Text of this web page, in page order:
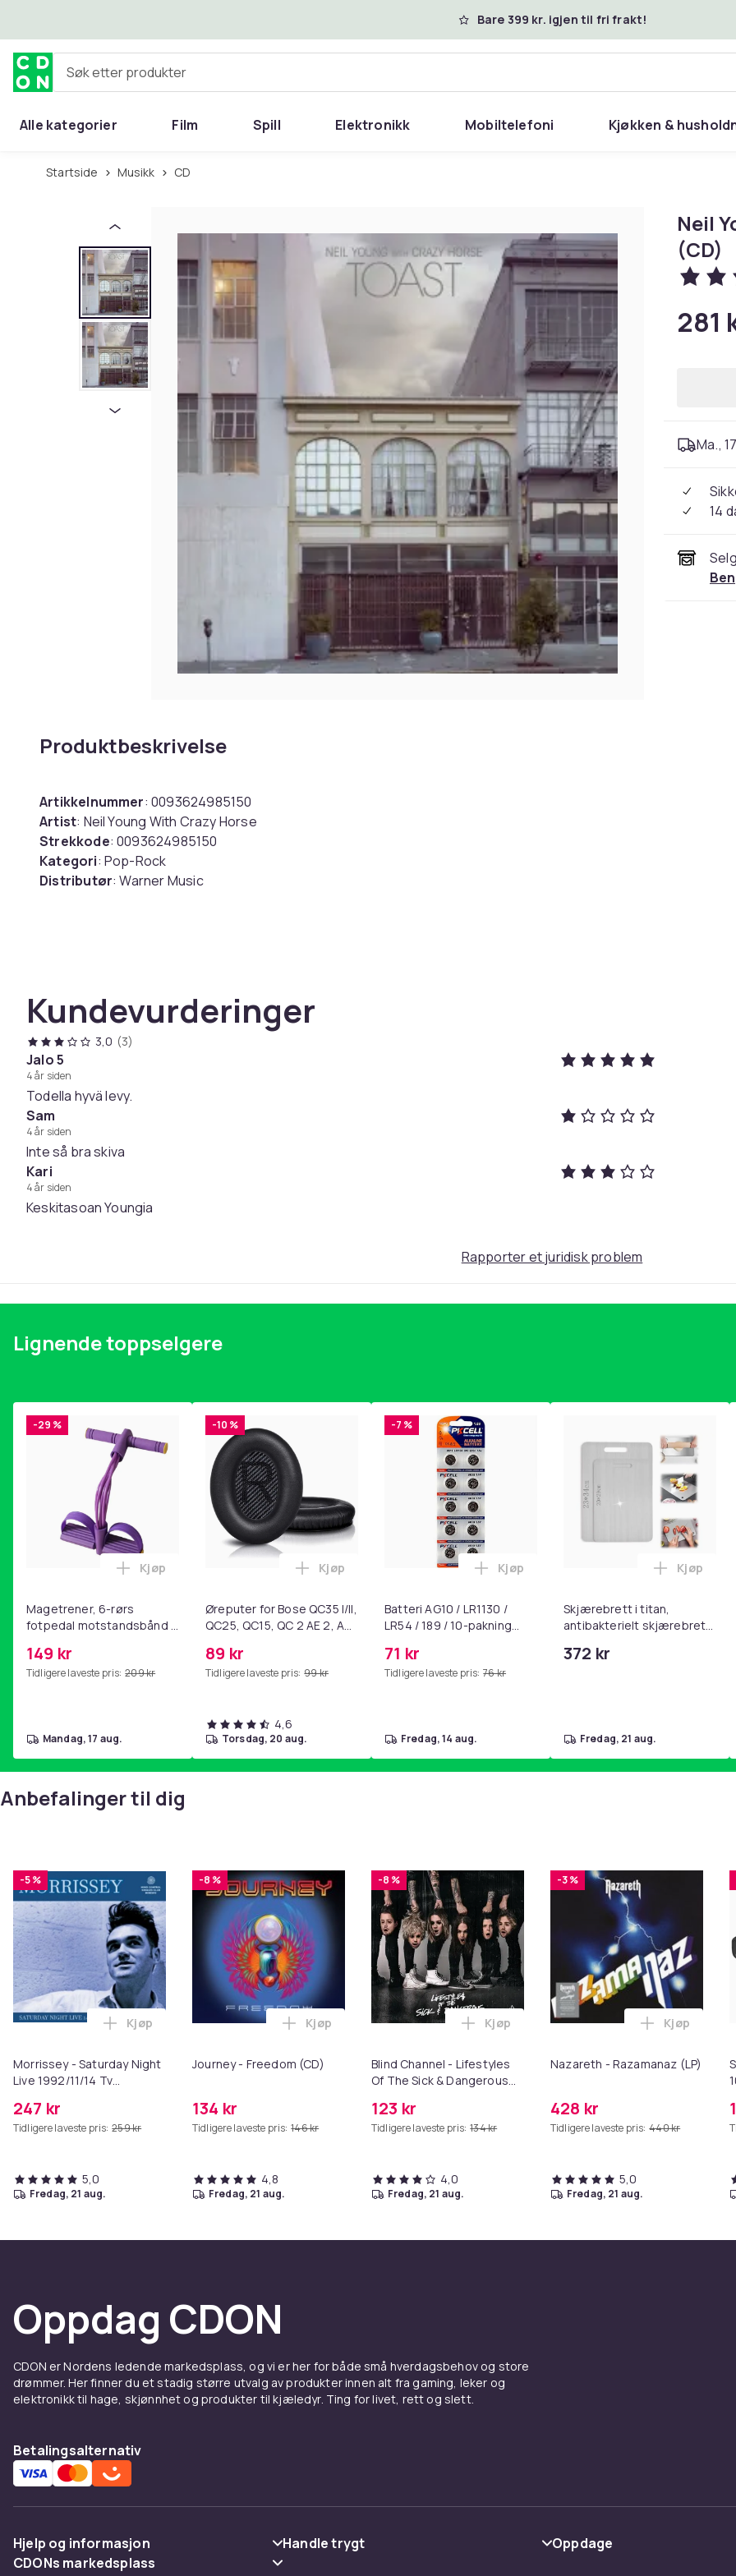
Bare 399 kr. igjen til fri frakt!
Søk etter produkter
Alle kategorier Film Spill Elektronikk Mobiltelefoni Kjøkken &
Startside Musikk CD
Produktbeskrivelse
Artikkelnummer: 0093624985150
Artist: Neil Young With Crazy Horse
Strekkode: 0093624985150
Kategori: Pop-Rock
Distributør: Warner Music
2. STANDING IN THE LIGHT OF LOVE
3. GOIN' HOME
4. TIMBERLINE
5. GATEWAY OF LOVE
6. HOW YA DOIN'?
7. BOOM BOOM BOOM
Enheter i pakken
Artikkel nr.
c1d71025-74cf-4eee-a550-d2852852463f
Produktsikkerhetsinformasjon
Kundevurderinger
3,0 (3)
Jalo 5
4 år siden
Todella hyvä levy.
Sam
4 år siden
Inte så bra skiva
Kari
4 år siden
Keskitasoan Youngia
Neil
(CD)
281
Ma.,
14
Rapporter et juridisk problem
Lignende toppselgere
-29 %
Magetrener, 6-rørs
fotpedal motstandsbånd -
yoga og
hjemmegymnastikk Purple
149 kr
Tidligere laveste pris: 209 kr
Legg Magetrener, 6-rørs fotpedal motstandsbånd - mage- og kjernetrening, yoga og
Kjøp
mandag, 17 aug.
-10 %
Øreputer for Bose QC35 I/II,
QC25, QC15, QC 2 AE 2, AE
SoundLink Black
89 kr
Tidligere laveste pris: 99 kr
Legg Øreputer for Bose QC35 I/II, QC25, QC15, QC 2 AE 2, AE 2i, AE 2w,
Kjøp
4,6
torsdag, 20 aug.
-7 %
Batteri AG10 / LR1130 /
LR54 / 189 / 10-pakning
71 kr
Tidligere laveste pris: 76 kr
Legg Batteri AG10 / LR1130 / LR54 / 189
Kjøp
fredag, 14 aug.
Skjærebrett i titan,
antibakterielt skjærebrett,
BPA-fri (2 stk.)
372 kr
Legg
Kjøp
fredag, 21 aug.
Anbefalinger til dig
-5 %
Morrissey - Saturday Night
Live 1992/11/14 Tv
247 kr
Tidligere laveste pris: 259 kr
Legg Morrissey - Saturday Night Live 1992/11/14 Tv (Vinylsingel) i handlekurven
Kjøp
5,0
fredag, 21 aug.
-8 %
Journey - Freedom (CD)
134 kr
Tidligere laveste pris: 146 kr
Legg Journey - Freedom (CD) i handlekurven
Kjøp
4,8
fredag, 21 aug.
-8 %
Blind Channel - Lifestyles
Of The Sick & Dangerous
123 kr
Tidligere laveste pris: 134 kr
Legg Blind Channel - Lifestyles Of The
Kjøp
4,0
fredag, 21 aug.
-3 %
Nazareth - Razamanaz (LP)
428 kr
Tidligere laveste pris: 440 kr
Legg
Kjøp
5,0
fredag, 21 aug.
Oppdag CDON
CDON er Nordens ledende markedsplass, og vi er her for både små hverdagsbehov og store
drømmer. Her finner du et stadig større utvalg av produkter innen alt fra gaming, leker og
elektronikk til hage, skjønnhet og produkter til kjæledyr. Ting for livet, rett og slett.
Betalingsalternativ
Hjelp og informasjon
Vanlige spørsmål
Handle trygt
Oppdage
CDONs markedsplass